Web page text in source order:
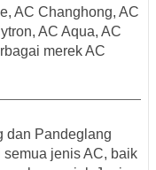
AC Changhong, AC
AC Aqua, AC
merek AC
dan Pandeglang
semua jenis AC, baik